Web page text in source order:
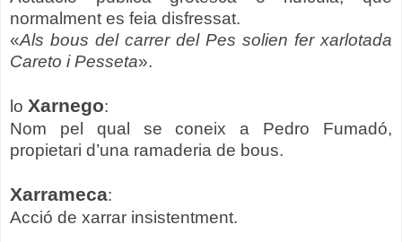
normalment es feia disfressat.
«Als bous del carrer del Pes solien fer xarlotada
Careto i Pesseta».
lo Xarnego:
Nom pel qual se coneix a Pedro Fumadó,
propietari d’una ramaderia de bous.
Xarrameca:
Acció de xarrar insistentment.